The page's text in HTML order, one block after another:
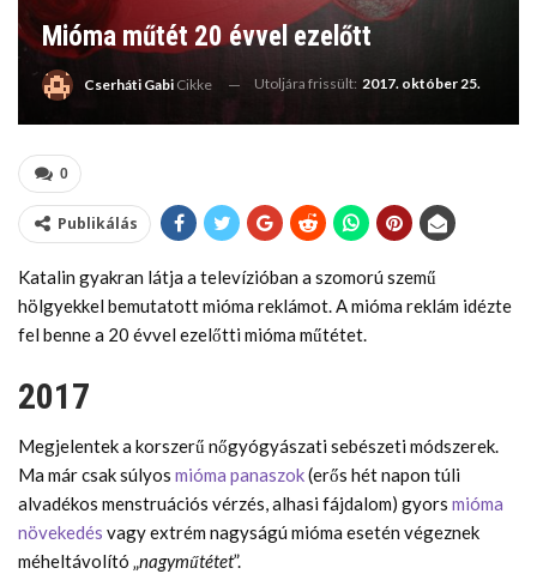
Mióma műtét 20 évvel ezelőtt
Cserháti Gabi Cikke Utoljára frissült: 2017. október 25.
0
Publikálás
Katalin gyakran látja a televízióban a szomorú szemű
hölgyekkel bemutatott mióma reklámot. A mióma reklám idézte
fel benne a 20 évvel ezelőtti mióma műtétet.
2017
Megjelentek a korszerű nőgyógyászati sebészeti módszerek.
Ma már csak súlyos mióma panaszok(erős hét napon túli
alvadékos menstruációs vérzés, alhasi fájdalom) gyors mióma
növekedés vagy extrém nagyságú mióma esetén végeznek
méheltávolító „nagyműtétet”.